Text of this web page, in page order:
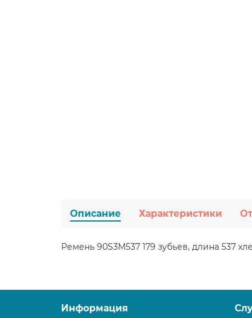
Описание Характеристики
Ремень 90S3M537 179 зубьев, длина 537
Информация